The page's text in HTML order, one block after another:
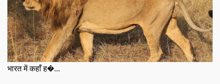
भारत में कहाँ ह�...